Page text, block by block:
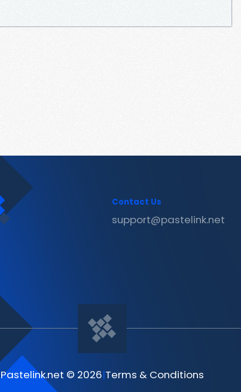
Contact Us
support@pastelink.net
Pastelink.net © 2026|Terms & Conditions